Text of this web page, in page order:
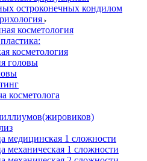
остроконечных кондилом
косметология
косметология
головы
косметолога
медицинская 1 сложности
механическая 1 сложности